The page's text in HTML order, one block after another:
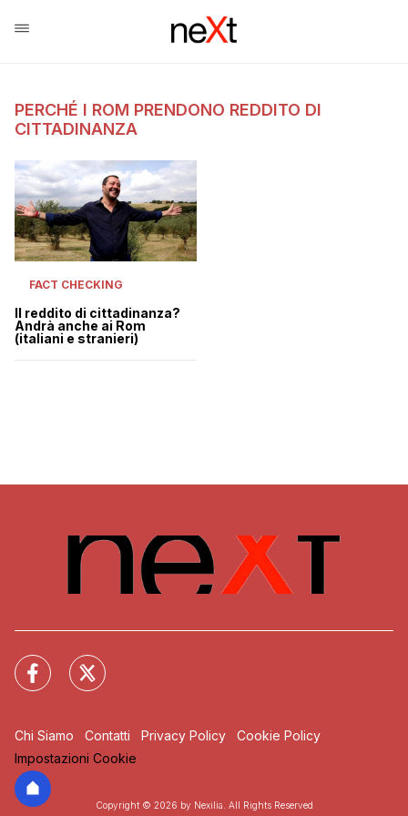
PERCHÉ I ROM PRENDONO REDDITO DI
CITTADINANZA
FACT CHECKING
Il reddito di cittadinanza?
Andrà anche ai Rom
(italiani e stranieri)
Chi Siamo Contatti Privacy Policy
Cookie Policy
Impostazioni Cookie
Copyright © 2026 by Nexilia. All Rights Reserved